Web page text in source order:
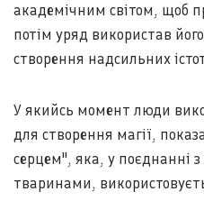
академічним світом, щоб
потім уряд використав
створення надсильних
У якийсь момент люди
для створення магії,
серцем", яка, у поєднанні
тваринами,